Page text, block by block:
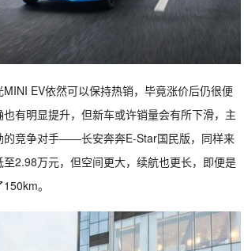
EV依然可以保持热销，毕竟涨价后仍很便
有明显提升，但新车或许销量会有所下滑，主
的竞争对手——长安奔奔E-Star国民版，同样来
至2.98万元，但空间更大，续航也更长，即便是
。